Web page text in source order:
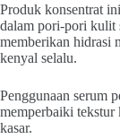
Produk konsentrat
dalam pori-pori kulit
memberikan hidrasi
kenyal selalu.
Penggunaan serum
memperbaiki tekstur
kasar.